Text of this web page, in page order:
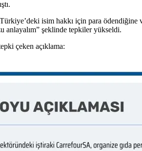
isim hakkı için para ödendiğine
anlayalım” şeklinde tepkiler yükseldi.
çeken açıklama: